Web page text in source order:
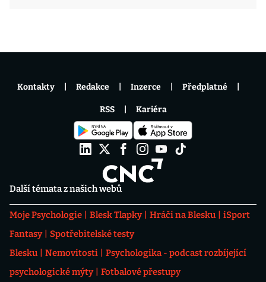
Další témata z našich webů
Moje Psychologie Blesk Tlapky Hráči na Blesku
iSport
Fantasy
Spotřebitelské testy
Blesku
Nemovitosti
Psychologika - podcast rozbíjející
psychologické mýty
Fotbalové přestupy
Kontakty Redakce Inzerce Předplatné
RSS Kariéra